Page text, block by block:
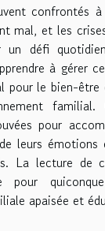
confrontés
mal, et les
un défi
à gérer
pour le bien-être
familial.
pour
leurs émotions
La lecture de
pour
apaisée et